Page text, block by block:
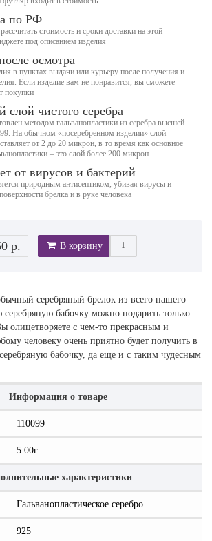
по РФ
стоимость и сроки доставки на этой
под описанием изделия
осмотра
в пунктах выдачи или курьеру после получения и
Если изделие вам не понравится, вы сможете
покупки
слой чистого серебра
методом гальванопластики из серебра высшей
На обычном «посеребренном изделии» слой
от 2 до 20 микрон, в то время как основное
– это слой более 200 микрон.
от вирусов и бактерий
природным антисептиком, убивая вирусы и
брелка и в руке человека
р. В корзину
серебряный брелок из всего нашего
серебряную бабочку можно подарить только
олицетворяете с чем-то прекрасным и
человеку очень приятно будет получить в
бабочку, да еще и с таким чудесным
Информация о товаре
110099
5.00г
характеристики
Гальванопластическое серебро
925